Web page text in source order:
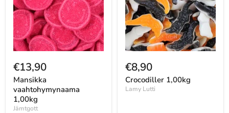
€13,90
Mansikka
vaahtohymynaama
1,00kg
Jämtgott
€8,90
Crocodiller 1,00kg
Lamy Lutti